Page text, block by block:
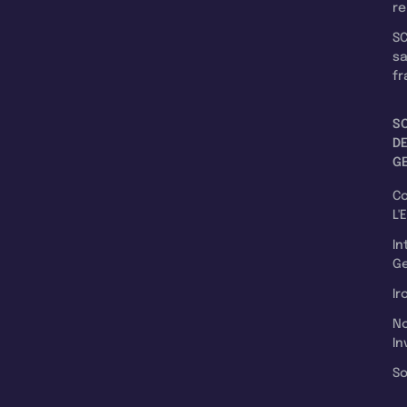
DE